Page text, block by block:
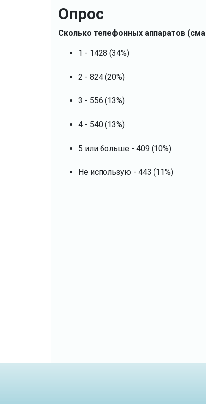
Опрос
Сколько телефонных аппаратов
1 - 1428 (34%)
2 - 824 (20%)
3 - 556 (13%)
4 - 540 (13%)
5 или больше - 409 (10%)
Не использую - 443 (11%)